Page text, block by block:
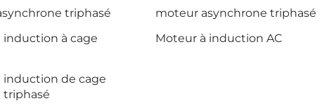
triphasé moteur asynchrone triphasé
induction à cage
Moteur à induction AC
induction de cage
triphasé